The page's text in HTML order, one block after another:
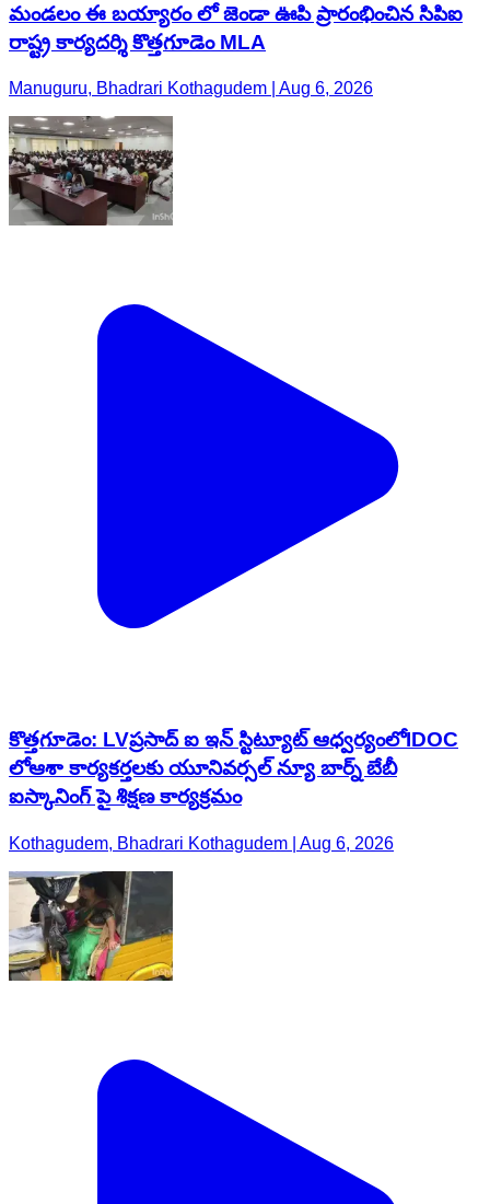
మండలం ఈ బయ్యారం లో జెండా ఊపి ప్రారంభించిన సిపిఐ
రాష్ట్ర కార్యదర్శి కొత్తగూడెం MLA
Manuguru, Bhadrari Kothagudem | Aug 6, 2026
కొత్తగూడెం: LVప్రసాద్ ఐ ఇన్ స్టిట్యూట్ ఆధ్వర్యంలోIDOC
లోఆశా కార్యకర్తలకు యూనివర్సల్ న్యూ బార్న్ బేబీ
ఐస్కానింగ్ పై శిక్షణ కార్యక్రమం
Kothagudem, Bhadrari Kothagudem | Aug 6, 2026